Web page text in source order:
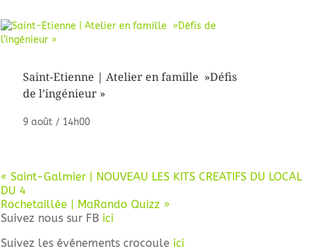
Saint-Etienne | Atelier en famille »Défis
de l’ingénieur »
9 août / 14h00
« Saint-Galmier | NOUVEAU LES KITS CREATIFS DU LOCAL
DU 4
Rochetaillée | MaRando Quizz »
Suivez nous sur FB ici
Suivez les événements crocoule ici